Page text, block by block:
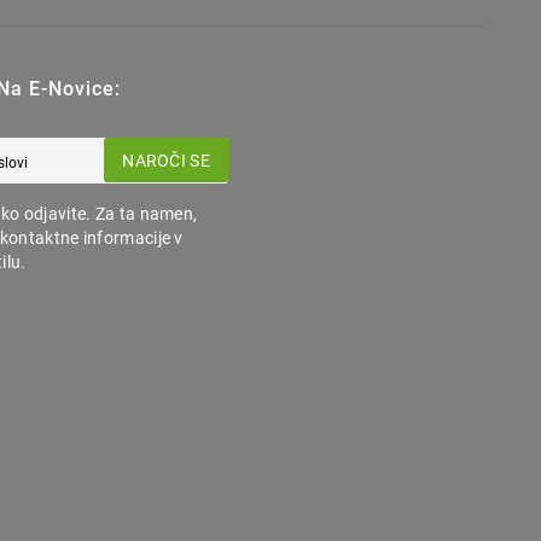
E-Novice:
NAROČI SE
odjavite. Za ta namen,
informacije v